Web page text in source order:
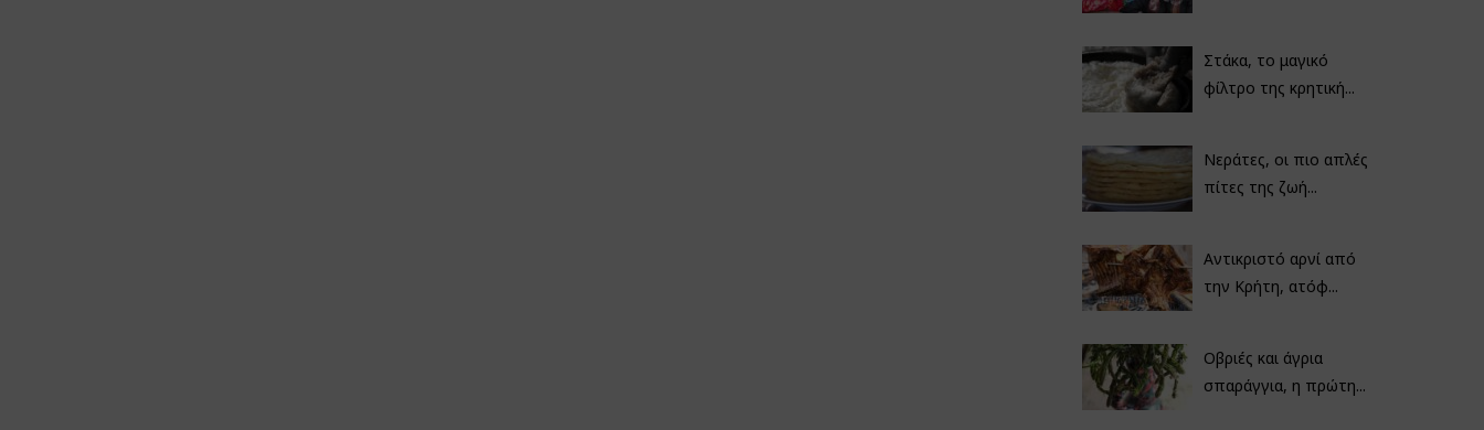
Στάκα, το μαγικό
φίλτρο της κρητική...
Νεράτες, οι πιο απλές
πίτες της ζωή...
Αντικριστό αρνί από
την Κρήτη, ατόφ...
Οβριές και άγρια
σπαράγγια, η πρώτη...